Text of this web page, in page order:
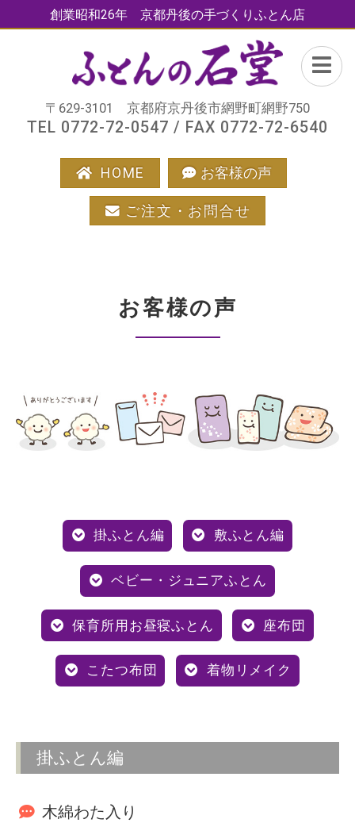
創業昭和26年 京都丹後の手づくりふとん店
〒629-3101 京都府京丹後市網野町網野750
TEL 0772-72-0547 / FAX 0772-72-6540
HOME お客様の声
ご注文・お問合せ
お客様の声
掛ふとん編 敷ふとん編
ベビー・ジュニアふとん
保育所用お昼寝ふとん 座布団
こたつ布団 着物リメイク
掛ふとん編
木綿わた入り